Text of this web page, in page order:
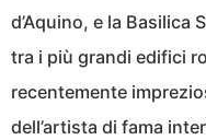
d’Aquino, e la Basilica
tra i più grandi edifici
recentemente
dell’artista di fama